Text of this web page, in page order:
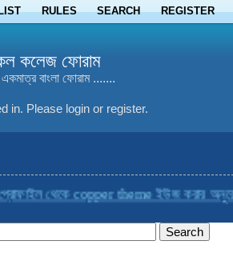
RULES SEARCH REGISTER
কলেজ ফোরাম
বাংলা ফোরাম .......
in. Please login or register.
থেকে copper theme ইউজ করার অনুরোধ